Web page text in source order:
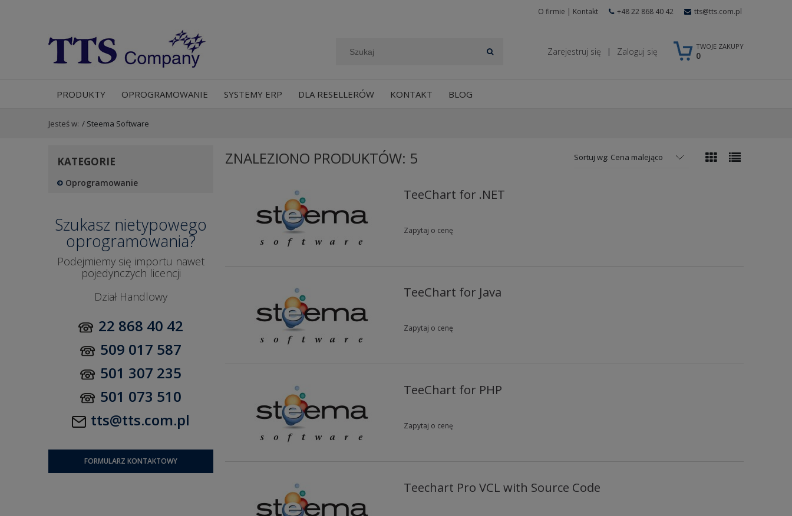
O firmie | Kontakt +48 22 868 40 42 tts@tts.com.pl
TWOJE ZAKUPY
0
Zarejestruj się | Zaloguj się
PRODUKTY OPROGRAMOWANIE SYSTEMY ERP DLA RESELLERÓW KONTAKT BLOG
Jesteś w: / Steema Software
KATEGORIE
Oprogramowanie
Szukasz nietypowego
oprogramowania?
Podejmiemy się importu nawet
pojedynczych licencji
Dział Handlowy
22 868 40 42
509 017 587
501 307 235
501 073 510
tts@tts.com.pl
FORMULARZ KONTAKTOWY
ZNALEZIONO PRODUKTÓW: 5 Sortuj wg: Cena malejąco
TeeChart for .NET
Zapytaj o cenę
TeeChart for Java
Zapytaj o cenę
TeeChart for PHP
Zapytaj o cenę
Teechart Pro VCL with Source Code